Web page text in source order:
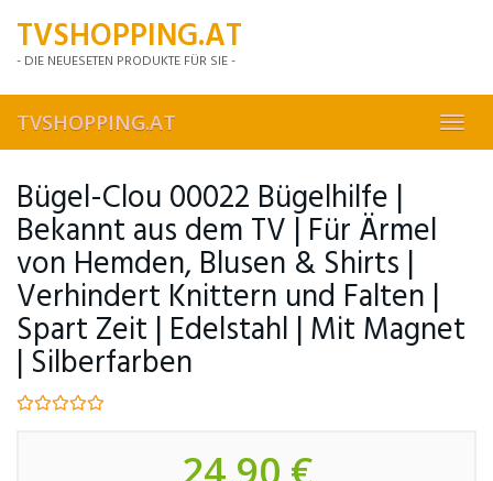
mainTVSHOPPING.AT
- DIE NEUESETEN PRODUKTE FÜR SIE -
TVSHOPPING.AT
Bügel-Clou 00022 Bügelhilfe |
Bekannt aus dem TV | Für Ärmel
von Hemden, Blusen & Shirts |
Verhindert Knittern und Falten |
Spart Zeit | Edelstahl | Mit Magnet
| Silberfarben
24,90 €